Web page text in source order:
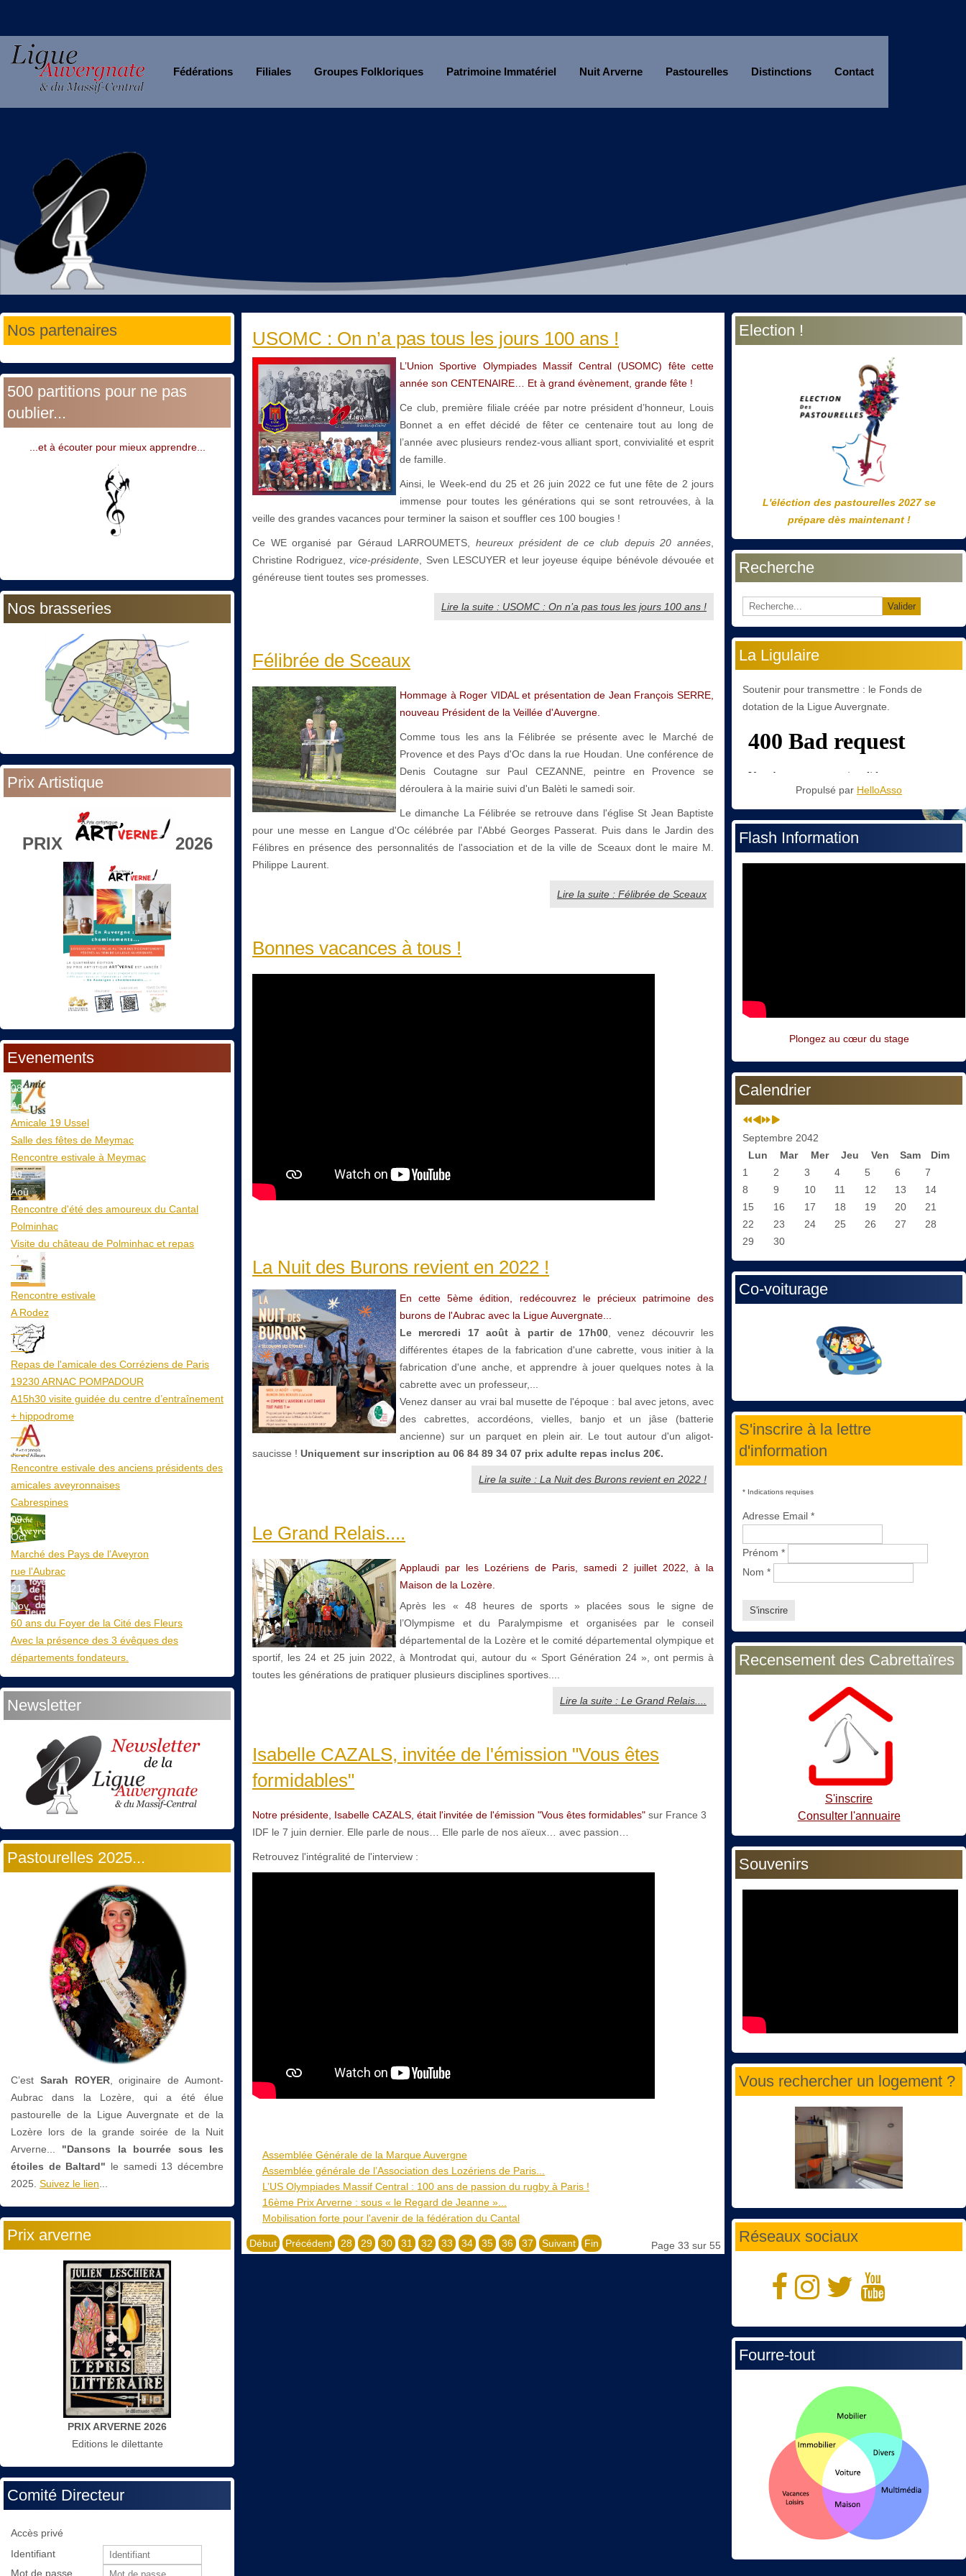
Fédérations Filiales Groupes Folkloriques Patrimoine Immatériel Nuit Arverne Pastourelles Distinctions Contact
Nos partenaires
500 partitions pour ne pas
oublier...
...et à écouter pour mieux apprendre...
Nos brasseries
Prix Artistique
PRIX 2026
Evenements
08
Aoû
Amicale 19 Ussel
Salle des fêtes de Meymac
Rencontre estivale à Meymac
10
Aoû
Rencontre d'été des amoureux du Cantal
Polminhac
Visite du château de Polminhac et repas
12
Aoû
Rencontre estivale
A Rodez
23
Aoû
Repas de l'amicale des Corréziens de Paris
19230 ARNAC POMPADOUR
A15h30 visite guidée du centre d’entraînement
+ hippodrome
25
Aoû
Rencontre estivale des anciens présidents des
amicales aveyronnaises
Cabrespines
09
Oct
Marché des Pays de l’Aveyron
rue l'Aubrac
21
Nov
60 ans du Foyer de la Cité des Fleurs
Avec la présence des 3 évêques des
départements fondateurs.
Newsletter
Pastourelles 2025...
C’est Sarah ROYER, originaire de Aumont-
Aubrac dans la Lozère, qui a été élue
pastourelle de la Ligue Auvergnate et de la
Lozère lors de la grande soirée de la Nuit
Arverne...
"Dansons la bourrée sous les
étoiles de Baltard" le samedi 13 décembre
2025. Suivez le lien
Prix arverne
PRIX ARVERNE 2026
Editions le dilettante
Comité Directeur
Accès privé
Identifiant
Mot de passe
USOMC : On n’a pas tous les jours 100 ans !
L’Union Sportive Olympiades Massif Central (USOMC) fête cette
année son CENTENAIRE… Et à grand évènement, grande fête !
Ce club, première filiale créée par notre président d’honneur, Louis
Bonnet a en effet décidé de fêter ce centenaire tout au long de
l’année avec plusieurs rendez-vous alliant sport, convivialité et esprit
de famille.
Ainsi, le Week-end du 25 et 26 juin 2022 ce fut une fête de 2 jours
immense pour toutes les générations qui se sont retrouvées, à la
veille des grandes vacances pour terminer la saison et souffler ces 100 bougies !
Ce WE organisé par Géraud LARROUMETS,heureux président de ce club depuis 20 années
Christine Rodriguez,vice-présidente , Sven LESCUYER et leur joyeuse équipe bénévole dévouée et
généreuse tient toutes ses promesses.
Lire la suite : USOMC : On n’a pas tous les jours 100 ans !
Félibrée de Sceaux
Hommage à Roger VIDAL et présentation de Jean François SERRE,
nouveau Président de la Veillée d'Auvergne.
Comme tous les ans la Félibrée se présente avec le Marché de
Provence et des Pays d'Oc dans la rue Houdan. Une conférence de
Denis Coutagne sur Paul CEZANNE, peintre en Provence se
déroulera à la mairie suivi d'un Balèti le samedi soir.
Le dimanche La Félibrée se retrouve dans l'église St Jean Baptiste
pour une messe en Langue d'Oc célébrée par l'Abbé Georges Passerat. Puis dans le Jardin des
Félibres en présence des personnalités de l'association et de la ville de Sceaux dont le maire M.
Philippe Laurent.
Lire la suite : Félibrée de Sceaux
Bonnes vacances à tous !
La Nuit des Burons revient en 2022 !
En cette 5ème édition, redécouvrez le précieux patrimoine des
burons de l'Aubrac avec la Ligue Auvergnate...
Le mercredi 17 août à partir de 17h00 , venez découvrir les
différentes étapes de la fabrication d'une cabrette, vous initier à la
fabrication d'une anche, et apprendre à jouer quelques notes à la
cabrette avec un professeur,...
Venez danser au vrai bal musette de l'époque : bal avec jetons, avec
des cabrettes, accordéons, vielles, banjo et un jâse (batterie
ancienne) sur un parquet en plein air. Le tout autour d'un aligot-
saucisse ! Uniquement sur inscription au 06 84 89 34 07 prix adulte repas inclus 20€.
Lire la suite : La Nuit des Burons revient en 2022 !
Le Grand Relais....
Applaudi par les Lozériens de Paris, samedi 2 juillet 2022, à la
Maison de la Lozère.
Après les « 48 heures de sports » placées sous le signe de
l’Olympisme et du Paralympisme et organisées par le conseil
départemental de la Lozère et le comité départemental olympique et
sportif, les 24 et 25 juin 2022, à Montrodat qui, autour du « Sport Génération 24 », ont permis à
toutes les générations de pratiquer plusieurs disciplines sportives....
Lire la suite : Le Grand Relais....
Isabelle CAZALS, invitée de l'émission "Vous êtes
formidables"
Notre présidente, Isabelle CAZALS, était l'invitée de l'émission "Vous êtes formidables" sur France 3
IDF le 7 juin dernier. Elle parle de nous… Elle parle de nos aïeux… avec passion…
Retrouvez l'intégralité de l'interview :
Assemblée Générale de la Marque Auvergne
Assemblée générale de l’Association des Lozériens de Paris...
L’US Olympiades Massif Central : 100 ans de passion du rugby à Paris !
16ème Prix Arverne : sous « le Regard de Jeanne »...
Mobilisation forte pour l'avenir de la fédération du Cantal
Page 33 sur 55
Début Précédent 28 29 30 31 32 33 34 35 36 37 Suivant Fin
Election !
L'éléction des pastourelles 2027 se
prépare dès maintenant !
Recherche
Valider
La Ligulaire
Soutenir pour transmettre : le Fonds de
dotation de la Ligue Auvergnate.
Propulsé par HelloAsso
Flash Information
Plongez au cœur du stage
Calendrier
Année
précédente
Mois
précédent
Année
suivante
Mois
suivant
Septembre 2042
Lun
Mar Mer Jeu Ven Sam
Dim
1
2 3 4 5 6
7
8
9 10 11 12 13
14
15
16 17 18 19 20
21
22
23 24 25 26 27
28
29
30
Co-voiturage
S'inscrire à la lettre
d'information
* Indications requises
Adresse Email *
Prénom *
Nom *
Recensement des Cabrettaïres
S'inscrire
Consulter l'annuaire
Souvenirs
Vous rechercher un logement ?
Réseaux sociaux
Fourre-tout